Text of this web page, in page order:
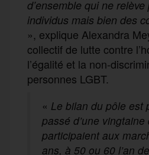
d’ensemble qui ne
individus mais bien des
», explique Alexandra
collectif de lutte contre
l’égalité et la non-
personnes LGBT.
« Le bilan du pôle est
passé d’une vingtaine
participaient aux
ans, à 50 ou 60 l’an